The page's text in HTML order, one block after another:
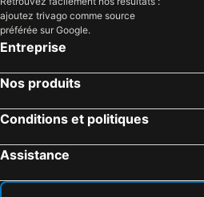
ajoutez trivago comme source
préférée sur Google.
Entreprise
Nos produits
Conditions et politiques
Assistance